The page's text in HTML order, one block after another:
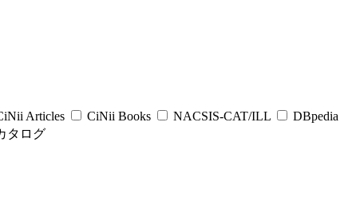
Articles CiNii Books NACSIS-CAT/ILL
DBpedia
タログ